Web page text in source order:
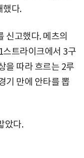
했다.
신고했다. 메츠의
스트라이크에서 3구
을 따라 흐르는 2루
기 만에 안타를 뽑
았다.